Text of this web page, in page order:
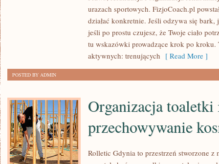
urazach sportowych. FizjoCoach.pl
działać konkretnie. Jeśli odzywa się
jeśli po prostu czujesz, że Twoje ciało
tu wskazówki prowadzące krok po kroku.
aktywnych: trenujących [ Read More ]
POSTED BY ADMIN
Organizacja toaletki
przechowywanie
Rolletic Gdynia to przestrzeń stworzone